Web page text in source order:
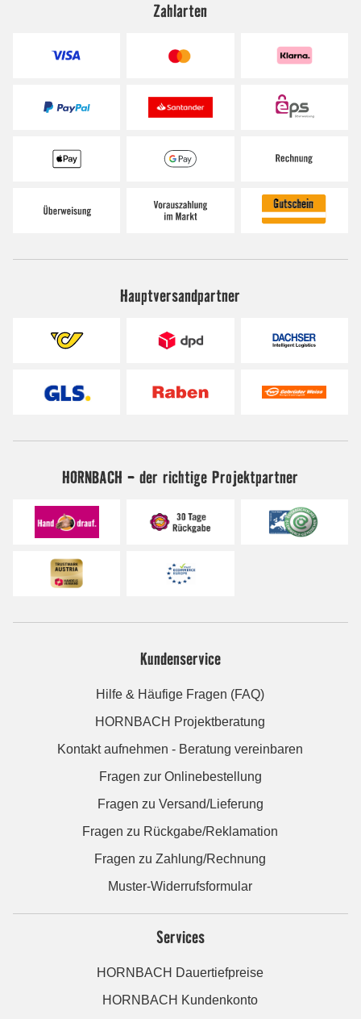
Zahlarten
Hauptversandpartner
HORNBACH - der richtige Projektpartner
Kundenservice
Hilfe & Häufige Fragen (FAQ)
HORNBACH Projektberatung
Kontakt aufnehmen - Beratung vereinbaren
Fragen zur Onlinebestellung
Fragen zu Versand/Lieferung
Fragen zu Rückgabe/Reklamation
Fragen zu Zahlung/Rechnung
Muster-Widerrufsformular
Services
HORNBACH Dauertiefpreise
HORNBACH Kundenkonto